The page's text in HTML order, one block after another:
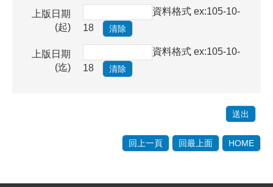
上版日期
(起)
資料格式 ex:105-10-
18
上版日期
(迄)
資料格式 ex:105-10-
18
回上一頁 回最上面 HOME